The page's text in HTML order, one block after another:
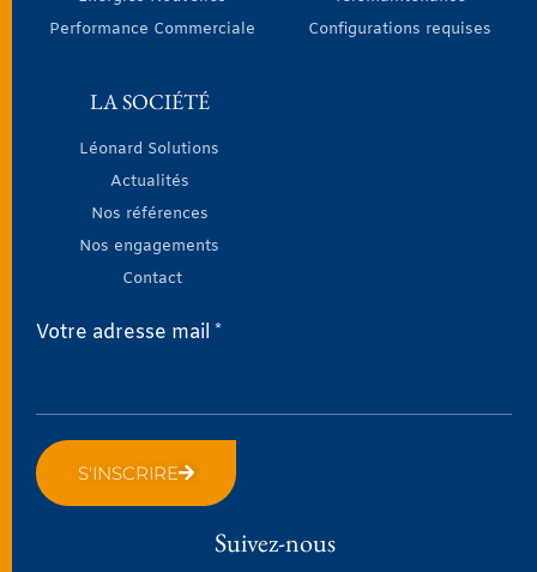
Performance Commerciale
Configurations requises
LA SOCIÉTÉ
Léonard Solutions
Actualités
Nos références
Nos engagements
Contact
Votre adresse mail *
S'INSCRIRE
Suivez-nous